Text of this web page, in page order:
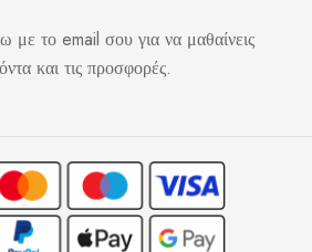
με το email σου για να μαθαίνεις
και τις προσφορές.